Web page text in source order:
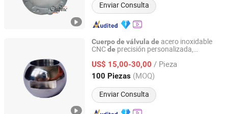
Enviar Consulta
Cuerpode válvula de acero inoxidable
CNCde precisión personalizada,
US$ 15,00-30,00 / Pieza
100 Piezas (MOQ)
Enviar Consulta
Dongguan Wanxing Hardware Technology Co., Ltd.
Guangdong, China Desde 2026